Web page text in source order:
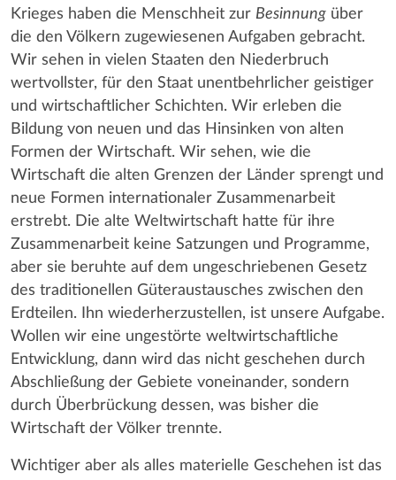
Krieges haben die Menschheit zur Besinnung über
die den Völkern zugewiesenen Aufgaben gebracht.
Wir sehen in vielen Staaten den Niederbruch
wertvollster, für den Staat unentbehrlicher geistiger
und wirtschaftlicher Schichten. Wir erleben die
Bildung von neuen und das Hinsinken von alten
Formen der Wirtschaft. Wir sehen, wie die
Wirtschaft die alten Grenzen der Länder sprengt und
neue Formen internationaler Zusammenarbeit
erstrebt. Die alte Weltwirtschaft hatte für ihre
Zusammenarbeit keine Satzungen und Programme,
aber sie beruhte auf dem ungeschriebenen Gesetz
des traditionellen Güteraustausches zwischen den
Erdteilen. Ihn wiederherzustellen, ist unsere Aufgabe.
Wollen wir eine ungestörte weltwirtschaftliche
Entwicklung, dann wird das nicht geschehen durch
Abschließung der Gebiete voneinander, sondern
durch Überbrückung dessen, was bisher die
Wirtschaft der Völker trennte.
Wichtiger aber als alles materielle Geschehen ist das